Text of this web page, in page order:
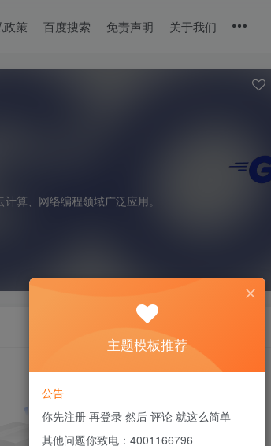
政策 百度搜索 免责声明 关于我们
算、网络编程领域广泛应用。
主题模板推荐
公告
你先注册 再登录 然后 评论 就这么简单
其他问题你致电：4001166796